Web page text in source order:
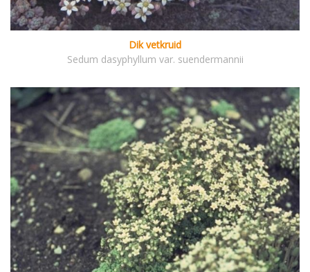
Dik vetkruid
Sedum dasyphyllum var. suendermannii